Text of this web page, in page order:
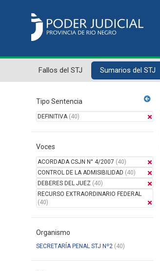
Fallos del STJ Sumarios del STJ
Tipo Sentencia
DEFINITIVA(40)
Voces
ACORDADA CSJN N° 4/2007 (40)
CONTROL DE LA ADMISIBILIDAD (40)
DEBERES DEL JUEZ (40)
RECURSO EXTRAORDINARIO FEDERAL
(40)
Organismo
SECRETARÍA PENAL STJ Nº2 (40)